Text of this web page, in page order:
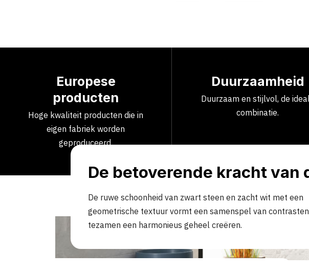
Europese
producten
Hoge kwaliteit producten die in
eigen fabriek worden
geproduceerd.
Duurzaamheid
Duurzaam en stijlvol, de
combinatie.
De betoverende kracht van
De ruwe schoonheid van zwart steen en zacht wit met een
geometrische textuur vormt een samenspel van
tezamen een harmonieus geheel creëren.